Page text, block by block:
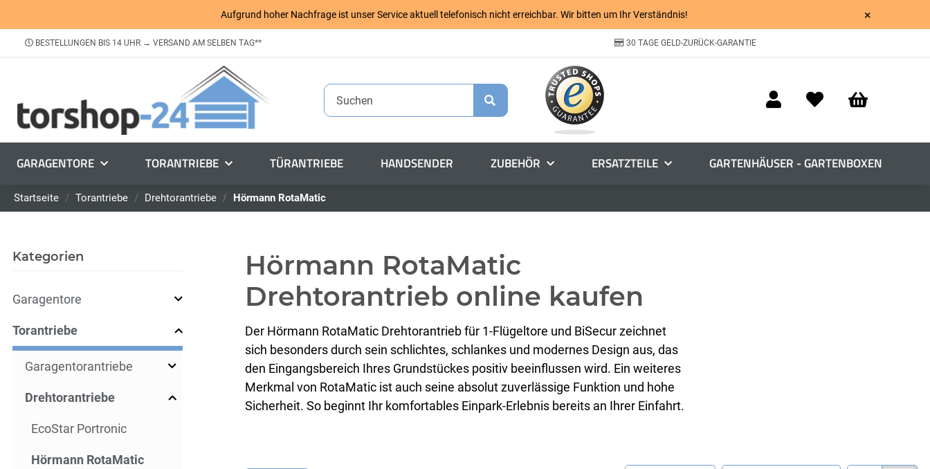
Aufgrund hoher Nachfrage ist unser Service aktuell telefonisch nicht erreichbar. Wir bitten um Ihr Verständnis! ×
BESTELLUNGEN BIS 14 UHR → VERSAND AM SELBEN TAG** 30 TAGE GELD-ZURÜCK-GARANTIE
GARAGENTORE TORANTRIEBE TÜRANTRIEBE HANDSENDER ZUBEHÖR ERSATZTEILE GARTENHÄUSER - GARTENBOXEN
Startseite Torantriebe Drehtorantriebe Hörmann RotaMatic
Hörmann RotaMatic
Drehtorantrieb online kaufen
Der Hörmann RotaMatic Drehtorantrieb für 1-Flügeltore und BiSecur zeichnet
sich besonders durch sein schlichtes, schlankes und modernes Design aus, das
den Eingangsbereich Ihres Grundstückes positiv beeinflussen wird. Ein weiteres
Merkmal von RotaMatic ist auch seine absolut zuverlässige Funktion und hohe
Sicherheit. So beginnt Ihr komfortables Einpark-Erlebnis bereits an Ihrer Einfahrt.
Kategorien
Garagentore
Torantriebe
Garagentorantriebe
Drehtorantriebe
EcoStar Portronic
Hörmann RotaMatic